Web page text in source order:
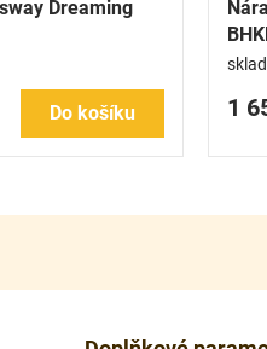
Dreaming
Do košíku 1